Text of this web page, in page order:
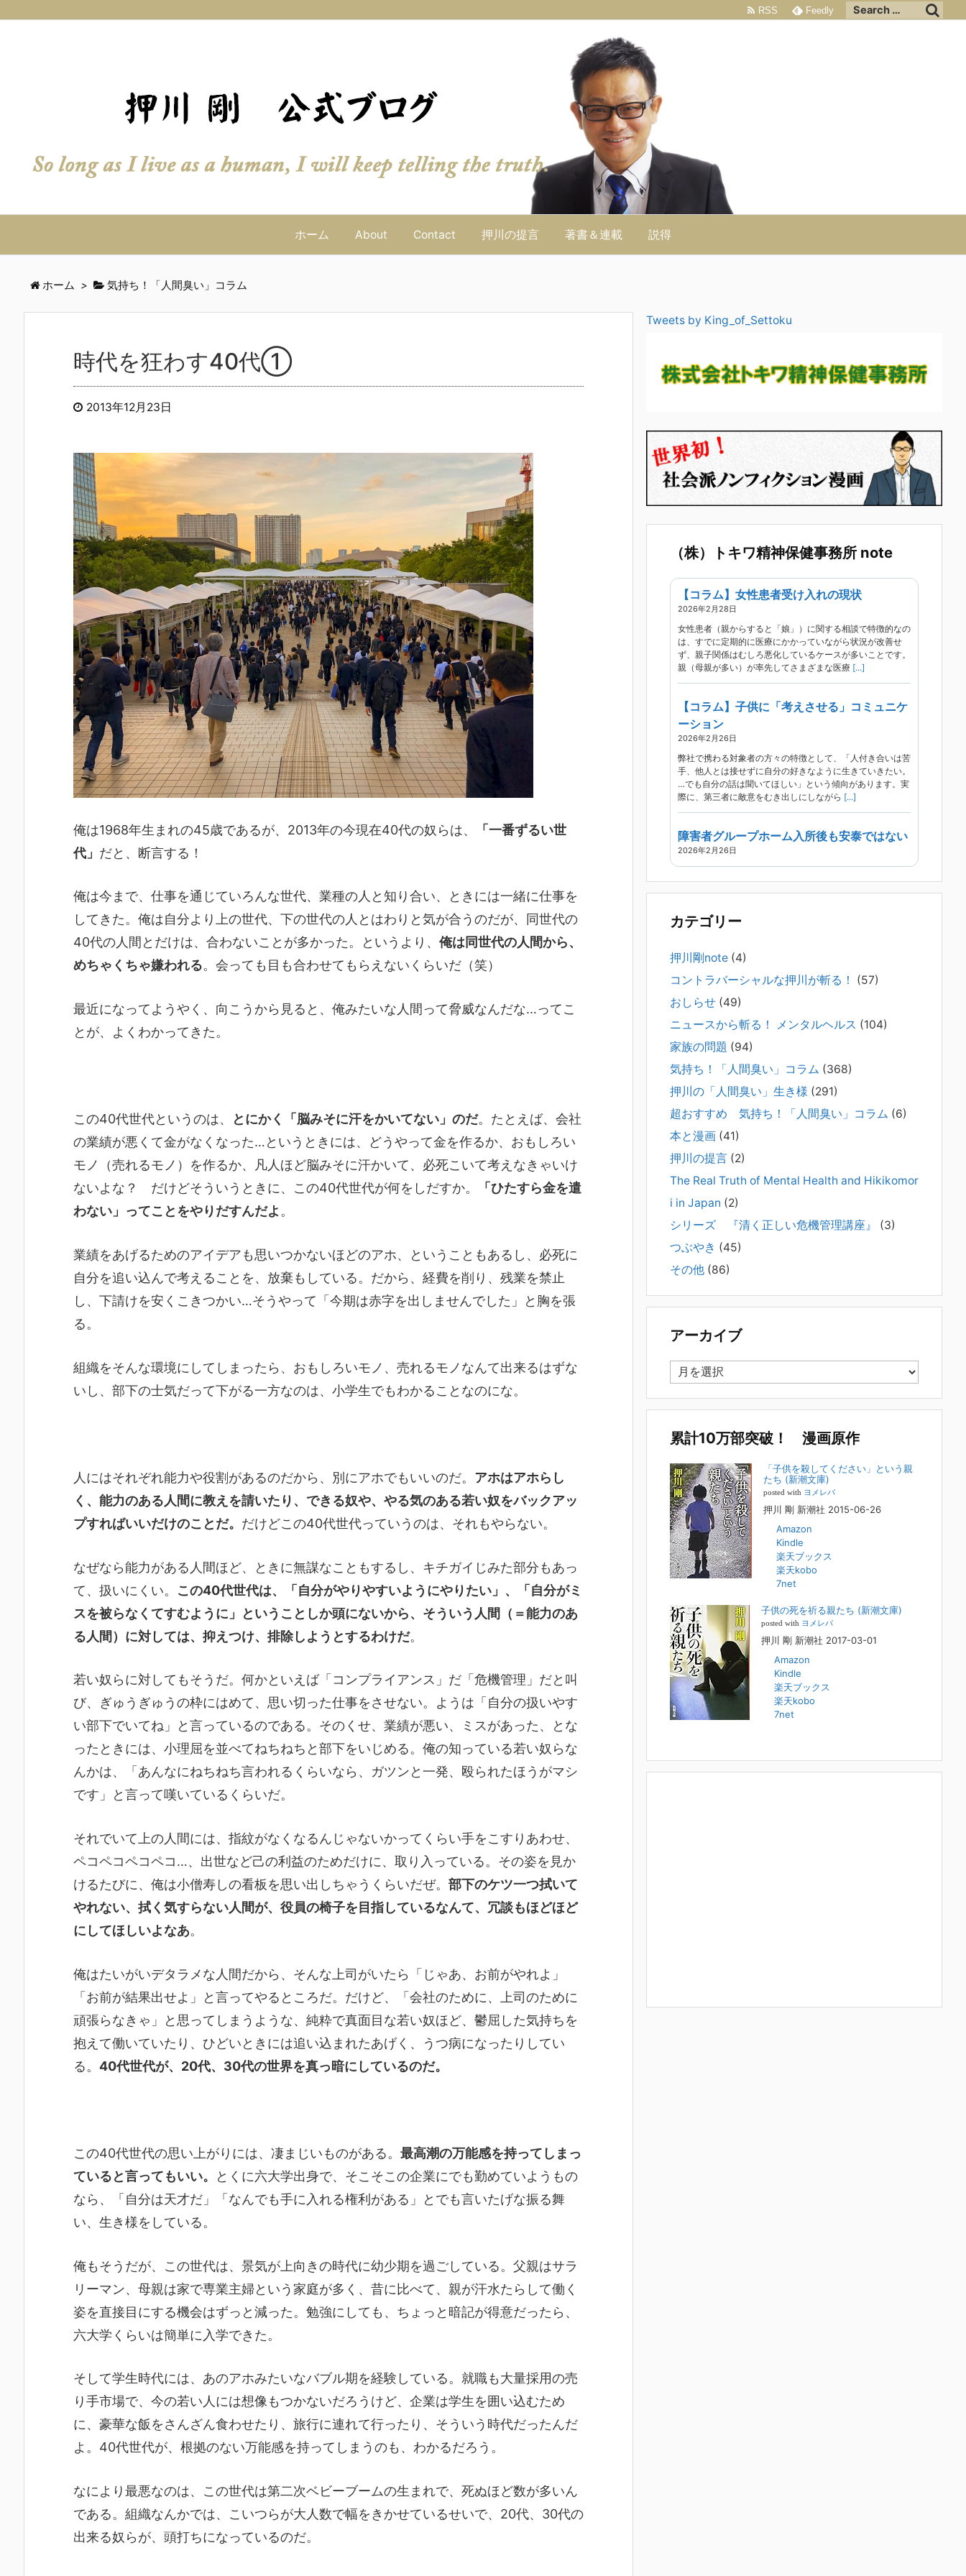
ホーム About Contact 押川の提言 著書＆連載 説得
RSS Feedly
ホーム > 気持ち！「人間臭い」コラム
時代を狂わす40代①
2013年12月23日
俺は1968年生まれの45歳であるが、2013年の今現在40代の奴らは、
「一番ずるい世
代」 だと、断言する！
俺は今まで、仕事を通じていろんな世代、業種の人と知り合い、ときには一緒に仕事を
してきた。俺は自分より上の世代、下の世代の人とはわりと気が合うのだが、同世代の
40代の人間とだけは、合わないことが多かった。というより、 俺は同世代の人間から、
めちゃくちゃ嫌われる。会っても目も合わせてもらえないくらいだ（笑）
最近になってようやく、向こうから見ると、俺みたいな人間って脅威なんだな…ってこ
とが、よくわかってきた。
この40代世代というのは、 とにかく「脳みそに汗をかいてない」のだ。たとえば、会社
の業績が悪くて金がなくなった…というときには、どうやって金を作るか、おもしろい
モノ（売れるモノ）を作るか、凡人ほど脳みそに汗かいて、必死こいて考えなきゃいけ
ないよな？ だけどそういうときに、この40代世代が何をしだすか。
「ひたすら金を遣
わない」ってことをやりだすんだよ。
業績をあげるためのアイデアも思いつかないほどのアホ、ということもあるし、必死に
自分を追い込んで考えることを、放棄もしている。だから、経費を削り、残業を禁止
し、下請けを安くこきつかい…そうやって「今期は赤字を出しませんでした」と胸を張
る。
組織をそんな環境にしてしまったら、おもしろいモノ、売れるモノなんて出来るはずな
いし、部下の士気だって下がる一方なのは、小学生でもわかることなのにな。
人にはそれぞれ能力や役割があるのだから、別にアホでもいいのだ。 アホはアホらし
く、能力のある人間に教えを請いたり、できる奴や、やる気のある若い奴をバックアッ
プすればいいだけのことだ。 だけどこの40代世代っていうのは、それもやらない。
なぜなら能力がある人間ほど、ときに無謀なこともするし、キチガイじみた部分もあっ
て、扱いにくい。 この40代世代は、「自分がやりやすいようにやりたい」、「自分がミ
スを被らなくてすむように」ということしか頭にないから、そういう人間（＝能力のあ
る人間）に対しては、抑えつけ、排除しようとするわけだ。
若い奴らに対してもそうだ。何かといえば「コンプライアンス」だ「危機管理」だと叫
び、ぎゅうぎゅうの枠にはめて、思い切った仕事をさせない。ようは「自分の扱いやす
い部下でいてね」と言っているのである。そのくせ、業績が悪い、ミスがあった、とな
ったときには、小理屈を並べてねちねちと部下をいじめる。俺の知っている若い奴らな
んかは、「あんなにねちねち言われるくらいなら、ガツンと一発、殴られたほうがマシ
です」と言って嘆いているくらいだ。
それでいて上の人間には、指紋がなくなるんじゃないかってくらい手をこすりあわせ、
ペコペコペコペコ…、出世など己の利益のためだけに、取り入っている。その姿を見か
けるたびに、俺は小僧寿しの看板を思い出しちゃうくらいだぜ。 部下のケツ一つ拭いて
やれない、拭く気すらない人間が、役員の椅子を目指しているなんて、冗談もほどほど
にしてほしいよなあ。
俺はたいがいデタラメな人間だから、そんな上司がいたら「じゃあ、お前がやれよ」
「お前が結果出せよ」と言ってやるところだ。だけど、「会社のために、上司のために
頑張らなきゃ」と思ってしまうような、純粋で真面目な若い奴ほど、鬱屈した気持ちを
抱えて働いていたり、ひどいときには追い込まれたあげく、うつ病になったりしてい
る。 40代世代が、20代、30代の世界を真っ暗にしているのだ。
この40代世代の思い上がりには、凄まじいものがある。 最高潮の万能感を持ってしまっ
ていると言ってもいい。
とくに六大学出身で、そこそこの企業にでも勤めていようもの
なら、「自分は天才だ」「なんでも手に入れる権利がある」とでも言いたげな振る舞
い、生き様をしている。
俺もそうだが、この世代は、景気が上向きの時代に幼少期を過ごしている。父親はサラ
リーマン、母親は家で専業主婦という家庭が多く、昔に比べて、親が汗水たらして働く
姿を直接目にする機会はずっと減った。勉強にしても、ちょっと暗記が得意だったら、
六大学くらいは簡単に入学できた。
そして学生時代には、あのアホみたいなバブル期を経験している。就職も大量採用の売
り手市場で、今の若い人には想像もつかないだろうけど、企業は学生を囲い込むため
に、豪華な飯をさんざん食わせたり、旅行に連れて行ったり、そういう時代だったんだ
よ。40代世代が、根拠のない万能感を持ってしまうのも、わかるだろう。
なにより最悪なのは、この世代は第二次ベビーブームの生まれで、死ぬほど数が多いん
である。組織なんかでは、こいつらが大人数で幅をきかせているせいで、20代、30代の
出来る奴らが、頭打ちになっているのだ。
Tweets by King_of_Settoku
（株）トキワ精神保健事務所 note
【コラム】女性患者受け入れの現状
2026年2月28日
女性患者（親からすると「娘」）に関する相談で特徴的なの
は、すでに定期的に医療にかかっていながら状況が改善せ
ず、親子関係はむしろ悪化しているケースが多いことです。
親（母親が多い）が率先してさまざまな医療 [...]
【コラム】子供に「考えさせる」コミュニケ
ーション
2026年2月26日
弊社で携わる対象者の方々の特徴として、「人付き合いは苦
手、他人とは接せずに自分の好きなように生きていきたい。
…でも自分の話は聞いてほしい」という傾向があります。実
際に、第三者に敵意をむき出しにしながら [...]
障害者グループホーム入所後も安泰ではない
2026年2月26日
現在、精神科病院は早期退院が主流です。家族での受け入れ
や一人暮らしは難しく、かといって本人が施設入所を拒んで
いる（つまり行き先が見つかっていない）ような場合でも、
精神科から「退院できます」と言われた家族
へ──退院後の安全設計
2026年2月21日
通常価格 2,980円 → 今だけ 1,480円（50％OFF）こちらのn
援の現場で行なってきた実務対応を、家族向けに整理してい
#042 精神疾患の子どもと健全なコミュニ
ケーションがとれない（母娘編）。
2025年8月17日
弊社は、病識のない重篤な精神疾患を抱えるご家族からのご
相談を受け、長年にわたり精神科医療へのアクセスの仕方や
問題解決に取り組んでまいりました。しかし現実には、精神
疾患が疑われる当人に病識がない場合、家
#041 将来を案じる「きょうだい」必見②
きょうだいに精神疾患が疑われる家族がい
て、家族間トラブルで困っている方へ
2025年8月11日
長年問題解決に至らない家族のパターンのうち、弊社の相談
集英社オンラインのインタビューを受けまし
た。「漫画といえば集英社！」というく…
2023年3月1日
しても私個人としても大変な名誉です。h[...]
若年層の子供の問題
2022年8月26日
『「子供を殺してください」という親たち』では、先月ま
で、10代の対象者をテーマにした回、「ケース19 奴隷化
する親たち」をお送りしていました。こちらは、最終話をコ
ミックバンチWebで読むことができます
FBS福岡放送『目撃者f』出演情報
本日（日曜）深夜1時25分～FBS福岡放送『目撃者f』で、
（株）トキワ精神保健事務所 所長 押川剛の活動を追った
ドキュメンタリーが放送されます。「俺がつなげてやる～コ
ワモテ“説得屋”の生き様～」続きを
人と“直接”向き合うことの価値
2022年1月14日
カテゴリー
押川剛note (4)
コントラバーシャルな押川が斬る！
(57)
おしらせ (49)
ニュースから斬る！ メンタルヘルス (104)
家族の問題 (94)
気持ち！「人間臭い」コラム (368)
押川の「人間臭い」生き様 (291)
超おすすめ 気持ち！「人間臭い」コラム (6)
本と漫画 (41)
押川の提言 (2)
The Real Truth of Mental Health and Hikikomor
i in Japan (2)
シリーズ 『清く正しい危機管理講座』
(3)
つぶやき (45)
その他 (86)
アーカイブ
ー
カ
ブ
累計10万部突破！ 漫画原作
「子供を殺してください」という親
たち (新潮文庫)
posted with ヨメレバ
押川 剛 新潮社 2015-06-26
Amazon
Kindle
楽天ブックス
楽天kobo
7net
子供の死を祈る親たち (新潮文庫)
posted with ヨメレバ
押川 剛 新潮社 2017-03-01
Amazon
Kindle
楽天ブックス
楽天kobo
7net